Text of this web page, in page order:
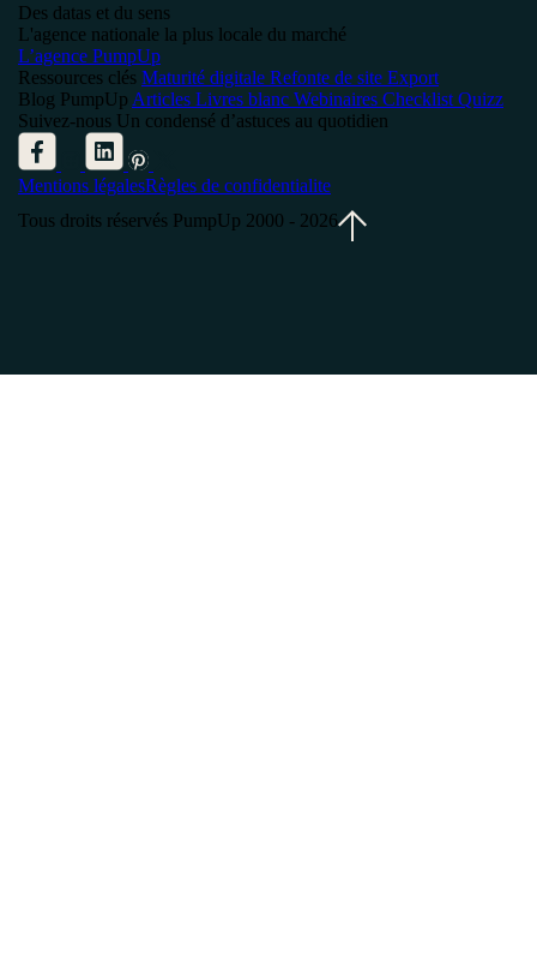
Des datas et du sens
L'agence nationale la plus locale du marché
L’agence PumpUp
Ressources clés Maturité digitale Refonte de site Export
Blog PumpUp Articles Livres blanc Webinaires Checklist Quizz
Suivez-nous Un condensé d’astuces au quotidien
Mentions légalesRègles de confidentialite
Tous droits réservés PumpUp 2000 - 2026